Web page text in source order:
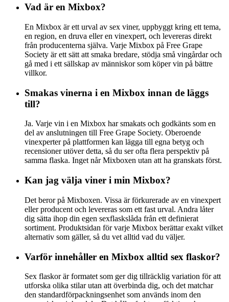
Vad är en Mixbox?
En Mixbox är ett urval av sex viner, uppbyggt kring ett tema,
en region, en druva eller en vinexpert, och levereras direkt
från producenterna själva. Varje Mixbox på Free Grape
Society är ett sätt att smaka bredare, stödja små vingårdar och
gå med i ett sällskap av människor som köper vin på bättre
villkor.
Smakas vinerna i en Mixbox innan de läggs
till?
Ja. Varje vin i en Mixbox har smakats och godkänts som en
del av anslutningen till Free Grape Society. Oberoende
vinexperter på plattformen kan lägga till egna betyg och
recensioner utöver detta, så du ser ofta flera perspektiv på
samma flaska. Inget når Mixboxen utan att ha granskats först.
Kan jag välja viner i min Mixbox?
Det beror på Mixboxen. Vissa är förkurerade av en vinexpert
eller producent och levereras som ett fast urval. Andra låter
dig sätta ihop din egen sexflaskslåda från ett definierat
sortiment. Produktsidan för varje Mixbox berättar exakt vilket
alternativ som gäller, så du vet alltid vad du väljer.
Varför innehåller en Mixbox alltid sex flaskor?
Sex flaskor är formatet som ger dig tillräcklig variation för att
utforska olika stilar utan att överbinda dig, och det matchar
den standardförpackningsenhet som används inom den